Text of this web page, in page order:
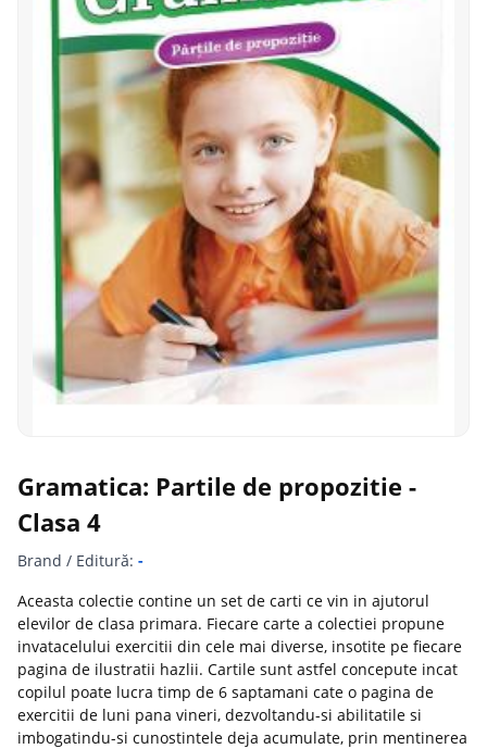
Gramatica: Partile de propozitie -
Clasa 4
Brand / Editură: -
Aceasta colectie contine un set de carti ce vin in ajutorul
elevilor de clasa primara. Fiecare carte a colectiei propune
invatacelului exercitii din cele mai diverse, insotite pe fiecare
pagina de ilustratii hazlii. Cartile sunt astfel concepute incat
copilul poate lucra timp de 6 saptamani cate o pagina de
exercitii de luni pana vineri, dezvoltandu-si abilitatile si
imbogatindu-si cunostintele deja acumulate, prin mentinerea